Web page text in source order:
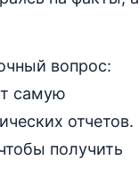
вопрос:
самую
отчетов.
получить